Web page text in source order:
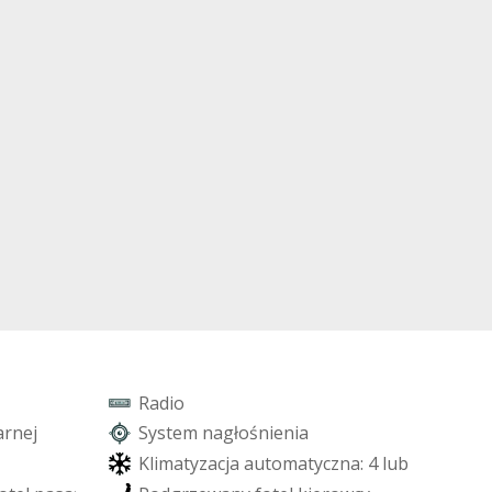
Radio
rnej System nagłośnienia
Klimatyzacja automatyczna: 4 lub